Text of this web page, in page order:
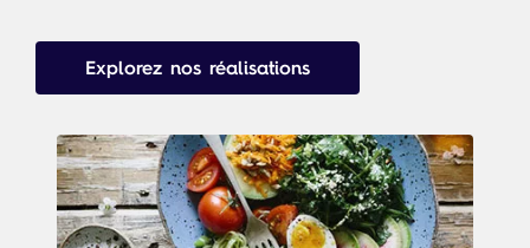
Explorez nos réalisations